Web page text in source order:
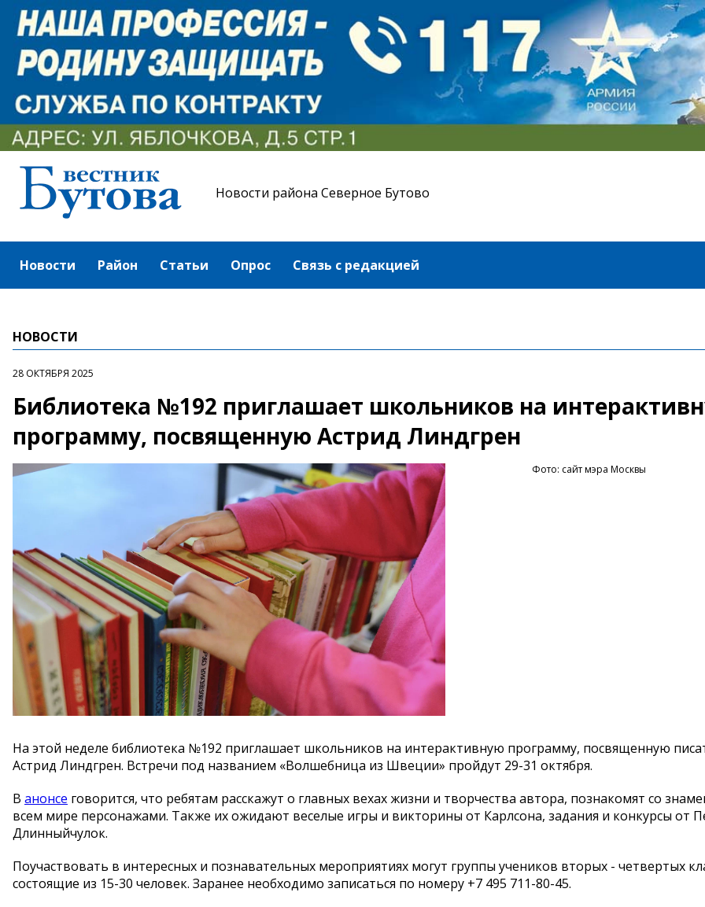
Новости района Северное Бутово
Новости Район Статьи Опрос Связь с редакцией
НОВОСТИ
28 ОКТЯБРЯ 2025
Библиотека №192 приглашает школьников на
программу, посвященную Астрид Линдгрен
Фото: сайт мэра Москвы
На этой неделе библиотека №192 приглашает школьников на интерактивную программу, посвященную
Астрид Линдгрен. Встречи под названием «Волшебница из Швеции» пройдут 29-31 октября.
В анонсе говорится, что ребятам расскажут о главных вехах жизни и творчества автора, познакомят со
всем мире персонажами. Также их ожидают веселые игры и викторины от Карлсона, задания и конкурсы от
Длинныйчулок.
Поучаствовать в интересных и познавательных мероприятиях могут группы учеников вторых - четвертых
состоящие из 15-30 человек. Заранее необходимо записаться по номеру +7 495 711-80-45.